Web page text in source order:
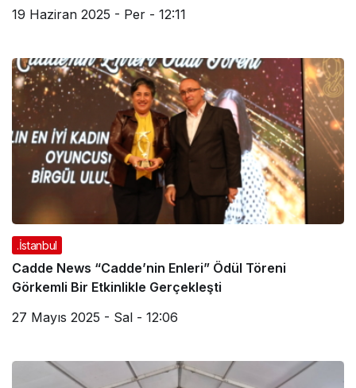
19 Haziran 2025 - Per - 12:11
.İstanbul
Cadde News “Cadde’nin Enleri” Ödül Töreni
Görkemli Bir Etkinlikle Gerçekleşti
27 Mayıs 2025 - Sal - 12:06